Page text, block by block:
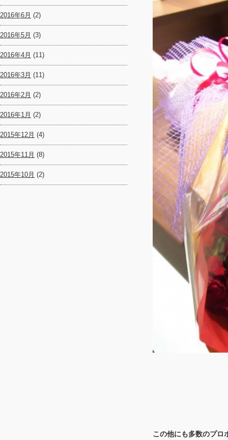
この他にも多数のプロ
2016年6月 (2)
2016年5月 (3)
2016年4月 (11)
2016年3月 (11)
2016年2月 (2)
2016年1月 (2)
2015年12月 (4)
2015年11月 (8)
2015年10月 (2)